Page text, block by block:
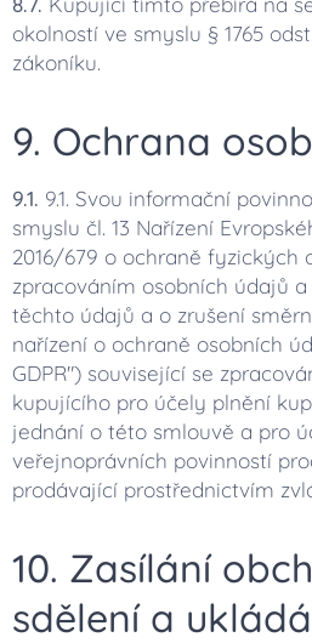
okolností ve smyslu § 1765
zákoníku.
9. Ochrana
9.1. 9.1. Svou informační
smyslu čl. 13 Nařízení
2016/679 o ochraně fyzických
zpracováním osobních údajů
těchto údajů a o zrušení
nařízení o ochraně osobních
GDPR") související se
kupujícího pro účely plnění
jednání o této smlouvě a pro
veřejnoprávních povinností
prodávající prostřednictvím
10. Zasílání
sdělení a